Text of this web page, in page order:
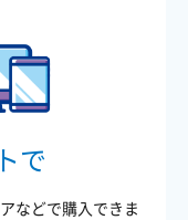
で
などで購入できま